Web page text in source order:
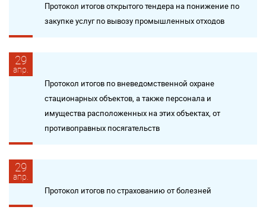
Протокол итогов открытого тендера на понижение по
закупке услуг по вывозу промышленных отходов
29
апр.
Протокол итогов по вневедомственной охране
стационарных объектов, а также персонала и
имущества расположенных на этих объектах, от
противоправных посягательств
29
апр.
Протокол итогов по страхованию от болезней